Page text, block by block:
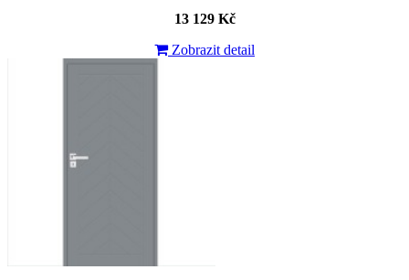
13 129 Kč
Zobrazit detail